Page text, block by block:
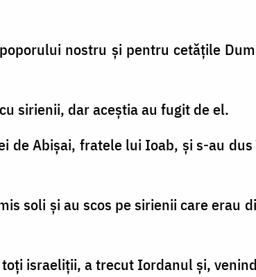
nostru şi pentru cetăţile
sirienii, dar aceştia au fugit de el.
de Abişai, fratele lui Ioab, şi s-au
soli şi au scos pe sirienii care erau
israeliţii, a trecut Iordanul şi,